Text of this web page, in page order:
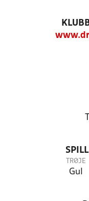
TRØJE
Gul